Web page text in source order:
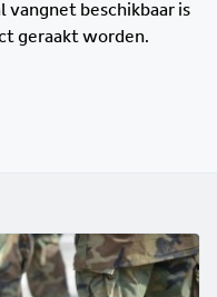
vangnet beschikbaar is
geraakt worden.